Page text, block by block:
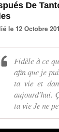
De
le 12 Octobre
Fidèle à ce
afin que je
ta vie et
aujourd'hui.
ta vie Je ne